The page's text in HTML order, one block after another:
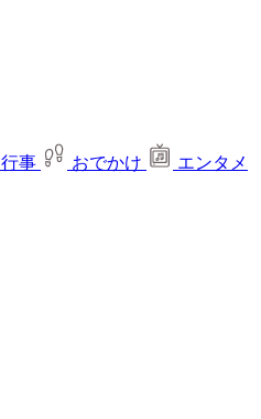
行事 おでかけ
エンタメ